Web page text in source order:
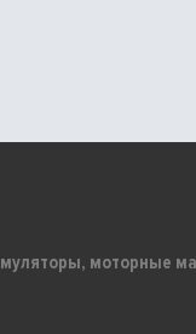
моторные